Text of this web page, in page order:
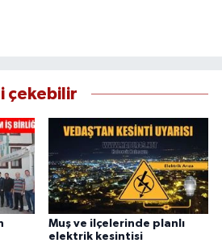
çekebilir
Muş ve ilçelerinde planlı
elektrik kesintisi